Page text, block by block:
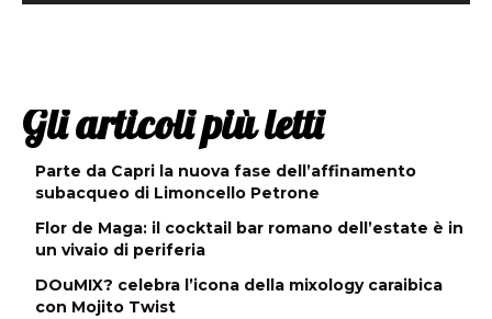
Gli articoli più letti
Parte da Capri la nuova fase dell’affinamento
subacqueo di Limoncello Petrone
Flor de Maga: il cocktail bar romano dell’estate è in
un vivaio di periferia
DOuMIX? celebra l’icona della mixology caraibica
con Mojito Twist